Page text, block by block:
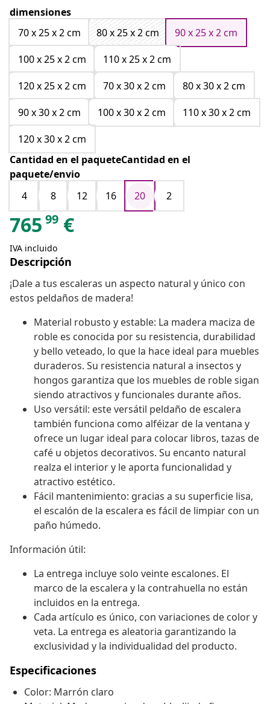
dimensiones
70 x 25 x 2 cm
80 x 25 x 2 cm
90 x 25 x 2 cm
100 x 25 x 2 cm
110 x 25 x 2 cm
120 x 25 x 2 cm
70 x 30 x 2 cm
80 x 30 x 2 cm
90 x 30 x 2 cm
100 x 30 x 2 cm
110 x 30 x 2 cm
120 x 30 x 2 cm
Cantidad en el paqueteCantidad en el
paquete/envio
4
8 12 16 20 2
765 99 €
IVA incluido
Descripción
¡Dale a tus escaleras un aspecto natural y único con
estos peldaños de madera!
Material robusto y estable: La madera maciza de
roble es conocida por su resistencia, durabilidad
y bello veteado, lo que la hace ideal para muebles
duraderos. Su resistencia natural a insectos y
hongos garantiza que los muebles de roble sigan
siendo atractivos y funcionales durante años.
Uso versátil: este versátil peldaño de escalera
también funciona como alféizar de la ventana y
ofrece un lugar ideal para colocar libros, tazas de
café u objetos decorativos. Su encanto natural
realza el interior y le aporta funcionalidad y
atractivo estético.
Fácil mantenimiento: gracias a su superficie lisa,
el escalón de la escalera es fácil de limpiar con un
paño húmedo.
Información útil:
La entrega incluye solo veinte escalones. El
marco de la escalera y la contrahuella no están
incluidos en la entrega.
Cada artículo es único, con variaciones de color y
veta. La entrega es aleatoria garantizando la
exclusividad y la individualidad del producto.
Especificaciones
Color: Marrón claro